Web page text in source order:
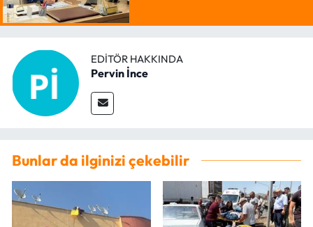
EDITÖR HAKKINDA
Pervin İnce
Bunlar da ilginizi çekebilir